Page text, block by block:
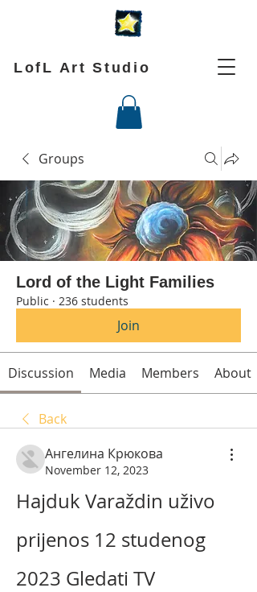
LofL Art Studio
Groups
Lord of the Light Families
Public · 236 students
Join
Discussion Media Members About
Back
Ангелина Крюкова
November 12, 2023
Hajduk Varaždin uživo
prijenos 12 studenog
2023 Gledati TV